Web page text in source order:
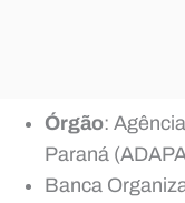
Órgão:
Paraná
Banca